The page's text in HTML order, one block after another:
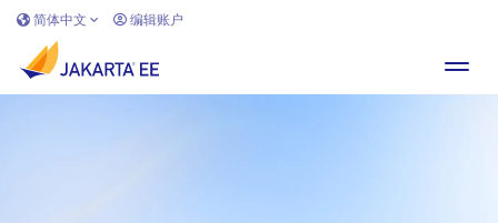
跳转到主要内容
简体中文 编辑账户
切换